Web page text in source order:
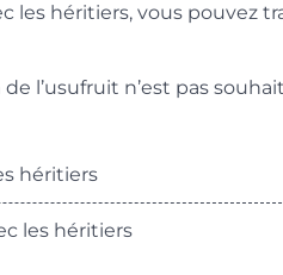
les héritiers, vous pouvez
l’usufruit n’est pas
héritiers
les héritiers